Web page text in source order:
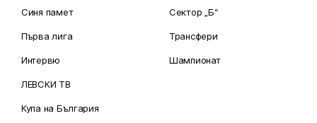
Синя памет
Първа лига
Интервю
ЛЕВСКИ ТВ
Купа на България
Сектор „Б“
Трансфери
Шампионат